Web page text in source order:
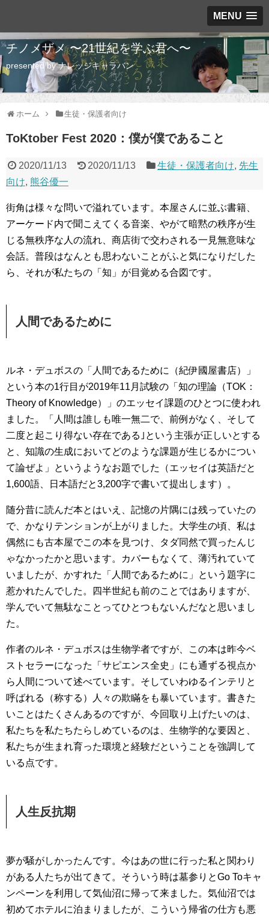
MENU
チノメザメ 〜21世紀を学ぶ君へ〜
presented by ナレッジキャラバン
ホーム 生徒・保護者向け
ToKtober Fest 2020：僕が僕であること
2020/11/13 2020/11/13 生徒・保護者向け, 先生
向け, 熊谷優一
街角は様々な問いで溢れています。本屋さんに並ぶ書籍、
アーケード内で聞こえてくる音楽、やがて暗黙の秩序が生
じる無秩序な人の流れ、商店街で交わされる一見無意味な
会話。普段はなんとも思わないことがふと気になりだした
ら、それが私たちの「知」が目覚める合図です。
人間であるために
ルネ・デュボスの「人間であるために（紀伊國屋書店）」
という本の1行目が2019年11月試験の「知の理論（TOK：
Theory of Knowledge）」のエッセイ課題のひとつに使われ
ました。「人間は誰しも唯一無二で、前例がなく、そして
二度と起こり得ない存在である｣という主張が正しいとする
と、知識の生成においてどのような課題が生じるかについ
て論ぜよ」というようなお題でした（エッセイは英語だと
1,600語、日本語だと3,200字で書いて提出します）。
随分昔に読んだ本とはいえ、記憶の片隅には残っていたの
で、かなりテンションが上がりました。大学生の頃、私は
偶然にも古本屋でこの本を見つけ、タダ同然で買ったんじ
ゃなかったかと思います。カバーもなくて、薄汚れていて
いましたが、かすれた「人間であるために」という題字に
惹かれたんでした。四半世紀も前のことではありますが、
学んでいて無駄なことってひとつもないんだなと思いまし
た。
作者のルネ・デュボスは生物学者ですが、この本は昨今ベ
ストセラーになった「サピエンス全史」にも通ずる視点か
ら人間について述べています。そしていわゆるインテリと
呼ばれる（称する）人々の欺瞞をも暴いています。書きた
いことはたくさんあるのですが、今回取り上げたいのは、
私たちを私たちたらしめているのは、生物学的な要因と、
私たちが生まれ育った環境と経験だということを強調して
いる点です。
人生反抗期
夢が騒がしかったんです。今はあの世に行った私と関わり
がある人たちが出てきて。そういう時は墓参りとGo Toキャ
ンペーンを利用して気仙沼に帰って来ました。気仙沼では
初めてホテルに泊まりましたが、こういう帰省の仕方も悪